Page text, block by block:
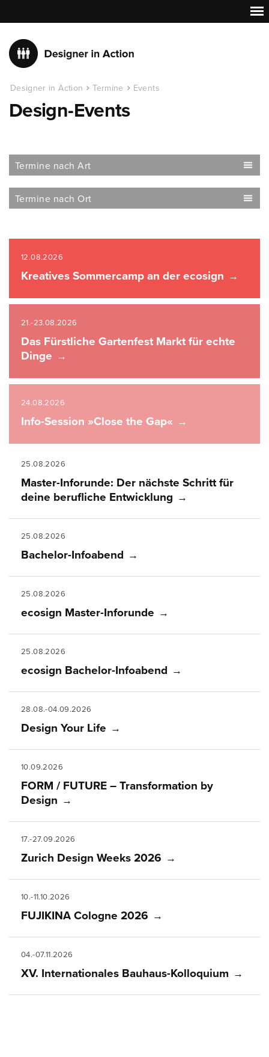
Designer in Action Termine Events
Design-Events
Termine nach Art
Termine nach Ort
12.08.2026
Kreatives Sommercamp an der ecosign
21.-23.08.2026
Das Fürstliche Gartenfest Markt für echte
Dinge
24.08.2026
Info-Session »Close the Gap«
25.08.2026
Master-Inforunde: Der nächste Schritt für
deine berufliche Entwicklung
25.08.2026
Bachelor-Infoabend
25.08.2026
ecosign Master-Inforunde
25.08.2026
ecosign Bachelor-Infoabend
28.08.-04.09.2026
Design Your Life
10.09.2026
FORM / FUTURE – Transformation by
Design
17.-27.09.2026
Zurich Design Weeks 2026
10.-11.10.2026
FUJIKINA Cologne 2026
04.-07.11.2026
XV. Internationales Bauhaus-Kolloquium